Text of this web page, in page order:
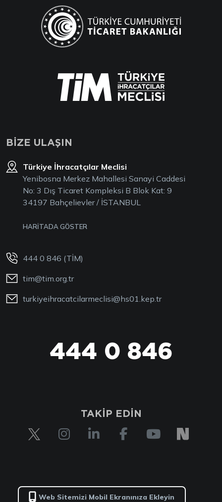
BİZE ULAŞIN
Türkiye İhracatçılar Meclisi
Yenibosna Merkez Mahallesi Sanayi Caddesi
No: 3 Dış Ticaret Kompleksi B Blok Kat: 9
34197 Bahçelievler / İSTANBUL
HARİTADA GÖSTER
444 0 846 (TİM)
tim@tim.org.tr
turkiyeihracatcilarmeclisi@hs01.kep.tr
444 0 846
444 0 TİM
TAKİP EDİN
Web Sitemizi Mobil Ekranınıza Ekleyin